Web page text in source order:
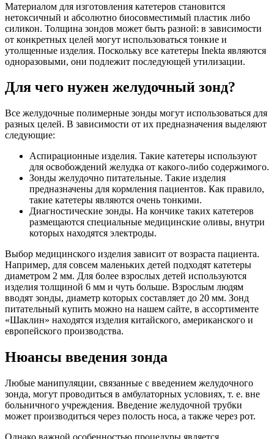
Материалом для изготовления катетеров становится
нетоксичный и абсолютно биосовместимый пластик либо
силикон. Толщина зондов может быть разной: в зависимости
от конкретных целей могут использоваться тонкие и
утолщенные изделия. Поскольку все катетеры Inekta являются
одноразовыми, они подлежит последующей утилизации.
Для чего нужен желудочный зонд?
Все желудочные полимерные зонды могут использоваться для
разных целей. В зависимости от их предназначения выделяют
следующие:
Аспирационные изделия. Такие катетеры используют
для освобождений желудка от какого-либо содержимого.
Зонды желудочно питательные. Такие изделия
предназначены для кормления пациентов. Как правило,
такие катетеры являются очень тонкими.
Диагностические зонды. На кончике таких катетеров
размещаются специальные медицинские оливы, внутри
которых находятся электроды.
Выбор медицинского изделия зависит от возраста пациента.
Например, для совсем маленьких детей подходят катетеры
диаметром 2 мм. Для более взрослых детей используются
изделия толщиной 6 мм и чуть больше. Взрослым людям
вводят зонды, диаметр которых составляет до 20 мм. Зонд
питательный купить можно на нашем сайте, в ассортименте
«Шаклин» находятся изделия китайского, американского и
европейского производства.
Нюансы введения зонда
Любые манипуляции, связанные с введением желудочного
зонда, могут проводиться в амбулаторных условиях, т. е. вне
больничного учреждения. Введение желудочной трубки
может производиться через полость носа, а также через рот.